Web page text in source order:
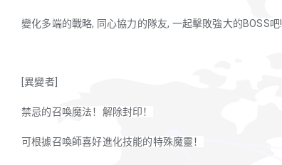
變化多端的戰略, 同心協力的隊友, 一起擊敗強大的BOSS吧!
[異變者]
禁忌的召喚魔法！解除封印！
可根據召喚師喜好進化技能的特殊魔靈！